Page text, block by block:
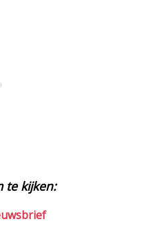
te kijken: